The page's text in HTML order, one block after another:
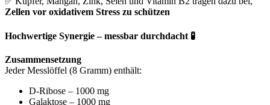
Zellen vor oxidativem Stress zu schützen
Hochwertige Synergie – messbar durchdacht 🧪
Zusammensetzung
Jeder Messlöffel (8 Gramm) enthält:
D-Ribose – 1000 mg
Galaktose – 1000 mg